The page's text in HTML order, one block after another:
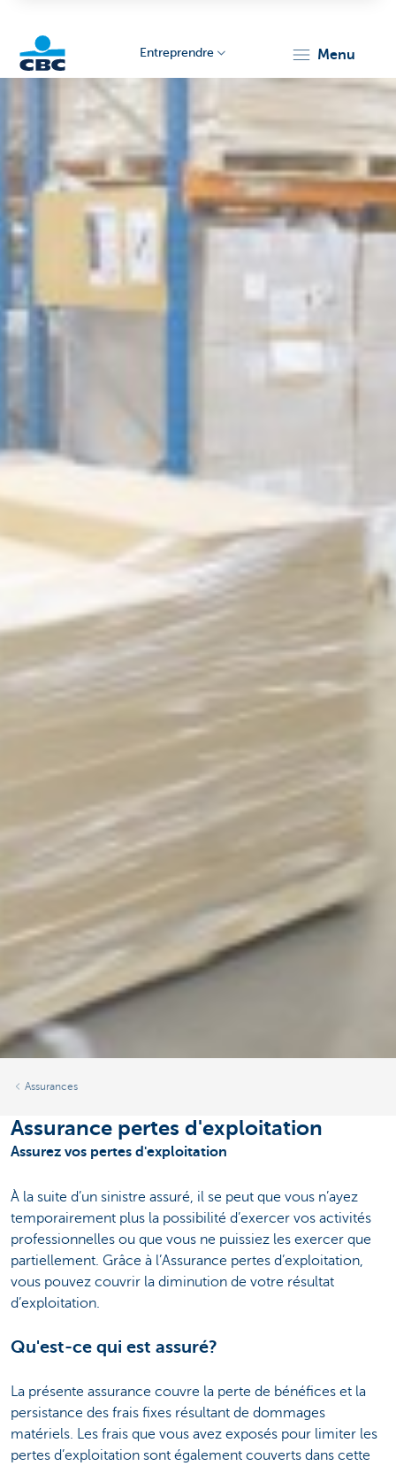
Entreprendre menu
Assurances
Assurance pertes d'exploitation
Assurez vos pertes d'exploitation
À la suite d’un sinistre assuré, il se peut que vous n’ayez
temporairement plus la possibilité d’exercer vos activités
professionnelles ou que vous ne puissiez les exercer que
partiellement. Grâce à l’Assurance pertes d’exploitation,
vous pouvez couvrir la diminution de votre résultat
d’exploitation.
Qu'est-ce qui est assuré?
La présente assurance couvre la perte de bénéfices et la
persistance des frais fixes résultant de dommages
matériels. Les frais que vous avez exposés pour limiter les
pertes d’exploitation sont également couverts dans cette